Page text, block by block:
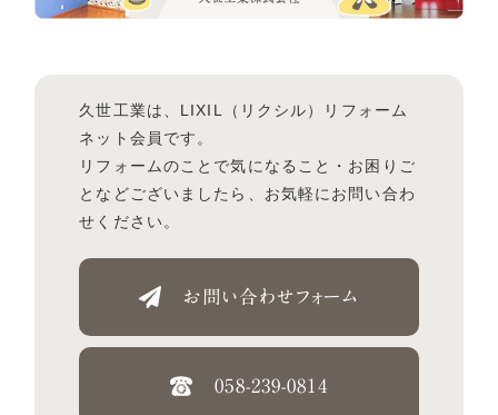
久世工業は、LIXIL（リクシル）リフォーム
ネット会員です。
リフォームのことで気になること・お困りご
となどございましたら、お気軽にお問い合わ
せください。
お問い合わせフォーム
058-239-0814